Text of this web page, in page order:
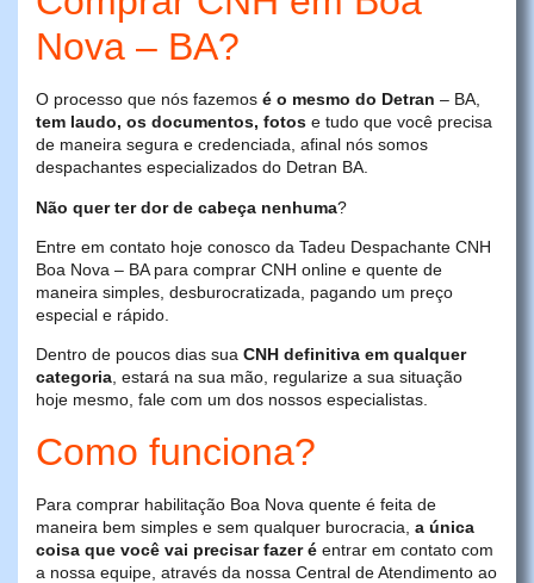
Nova – BA?
O processo que nós fazemos é o mesmo do Detran – BA,
tem laudo, os documentos, fotos e tudo que você precisa
de maneira segura e credenciada, afinal nós somos
despachantes especializados do Detran BA.
Não quer ter dor de cabeça nenhuma?
Entre em contato hoje conosco da Tadeu Despachante CNH
Boa Nova – BA para comprar CNH online e quente de
maneira simples, desburocratizada, pagando um preço
especial e rápido.
Dentro de poucos dias sua CNH definitiva em qualquer
categoria, estará na sua mão, regularize a sua situação
hoje mesmo, fale com um dos nossos especialistas.
Como funciona?
Para comprar habilitação Boa Nova quente é feita de
maneira bem simples e sem qualquer burocracia, a única
coisa que você vai precisar fazer é entrar em contato com
a nossa equipe, através da nossa Central de Atendimento ao